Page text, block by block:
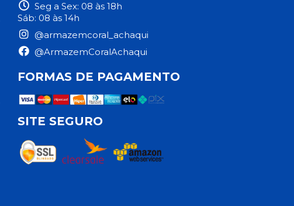
Seg a Sex: 08 às 18h
Sáb: 08 às 14h
@armazemcoral_achaqui
@ArmazemCoralAchaqui
FORMAS DE PAGAMENTO
SITE SEGURO